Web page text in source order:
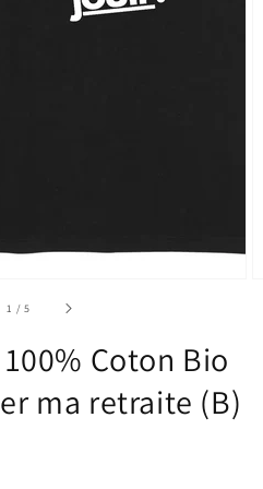
1 /sur
5
Coton Bio
ma retraite (B)